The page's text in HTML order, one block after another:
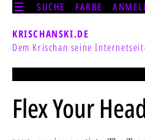
SUCHE FARBE
KRISCHANSKI.DE
Dem Krischan seine
Flex Your